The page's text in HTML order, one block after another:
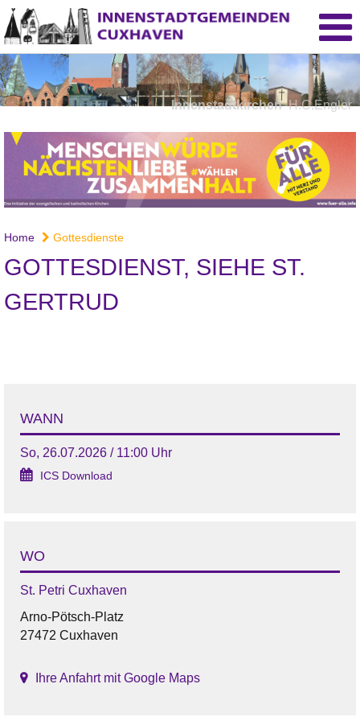
InnenstadtkirchenH.C.Engler
Home Gottesdienste
GOTTESDIENST, SIEHE ST.
GERTRUD
WANN
So, 26.07.2026 / 11:00 Uhr
ICS Download
WO
St. Petri Cuxhaven
Arno-Pötsch-Platz
27472 Cuxhaven
Ihre Anfahrt mit Google Maps